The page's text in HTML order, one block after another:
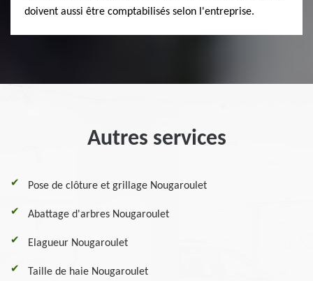
doivent aussi être comptabilisés selon l'entreprise.
Autres services
Pose de clôture et grillage Nougaroulet
Abattage d'arbres Nougaroulet
Elagueur Nougaroulet
Taille de haie Nougaroulet